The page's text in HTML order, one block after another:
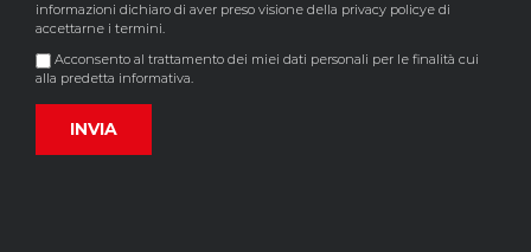
informazioni dichiaro di aver preso visione della privacy policye di
accettarne i termini.
Acconsento al trattamento dei miei dati personali per le finalità cui
alla predetta informativa.